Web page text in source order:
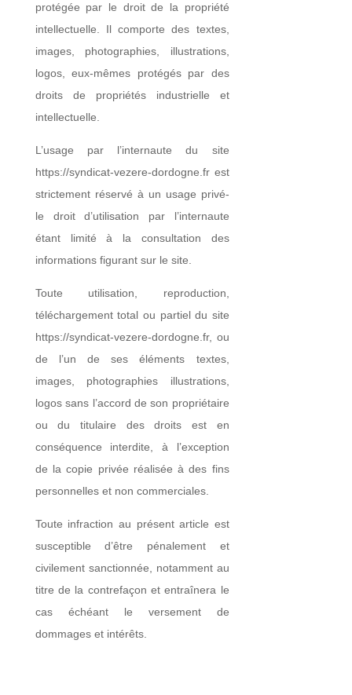
protégée par le droit de la propriété
intellectuelle. Il comporte des textes,
images, photographies, illustrations,
logos, eux-mêmes protégés par des
droits de propriétés industrielle et
intellectuelle.
L’usage par l’internaute du site
https://syndicat-vezere-dordogne.fr est
strictement réservé à un usage privé-
le droit d’utilisation par l’internaute
étant limité à la consultation des
informations figurant sur le site.
Toute utilisation, reproduction,
téléchargement total ou partiel du site
https://syndicat-vezere-dordogne.fr, ou
de l’un de ses éléments textes,
images, photographies illustrations,
logos sans l’accord de son propriétaire
ou du titulaire des droits est en
conséquence interdite, à l’exception
de la copie privée réalisée à des fins
personnelles et non commerciales.
Toute infraction au présent article est
susceptible d’être pénalement et
civilement sanctionnée, notamment au
titre de la contrefaçon et entraînera le
cas échéant le versement de
dommages et intérêts.